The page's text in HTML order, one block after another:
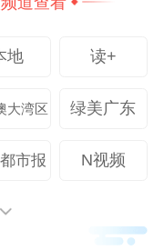
专程从外地赶
地 读+
大湾区 绿美广东
市报 N视频